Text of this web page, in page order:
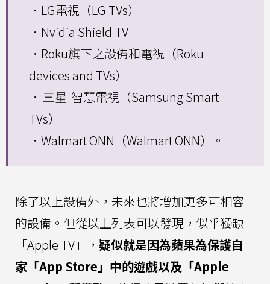
．LG電視（LG TVs）
．Nvidia Shield TV
．Roku旗下之設備和電視（Roku
devices and TVs）
． 三星 智慧電視（Samsung Smart
TVs）
．Walmart ONN（Walmart ONN）。
除了以上設備外，未來也將增加更多可相容
的設備。但從以上列表可以發現，似乎獨缺
「Apple TV」， 疑似就是因為蘋果為保護自
家「App Store」中的遊戲以及「Apple